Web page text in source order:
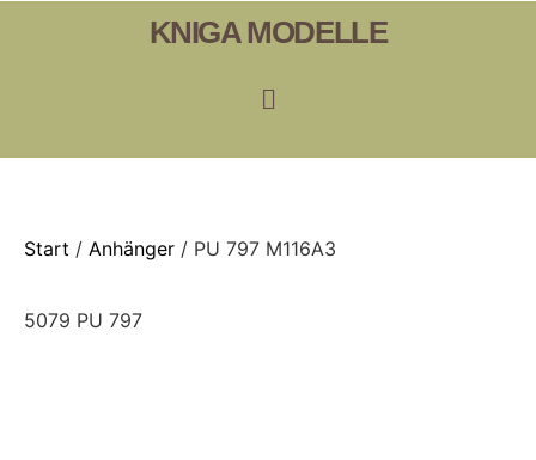
KNIGA MODELLE
Start / Anhänger / PU 797 M116A3
5079 PU 797